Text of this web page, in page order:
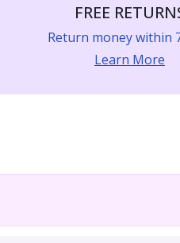
FREE
Return money within
Learn More